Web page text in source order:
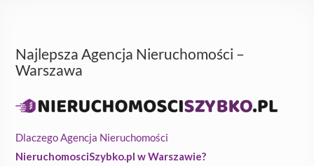
Najlepsza Agencja Nieruchomości –
Warszawa
Dlaczego Agencja Nieruchomości
NieruchomosciSzybko.pl w Warszawie?